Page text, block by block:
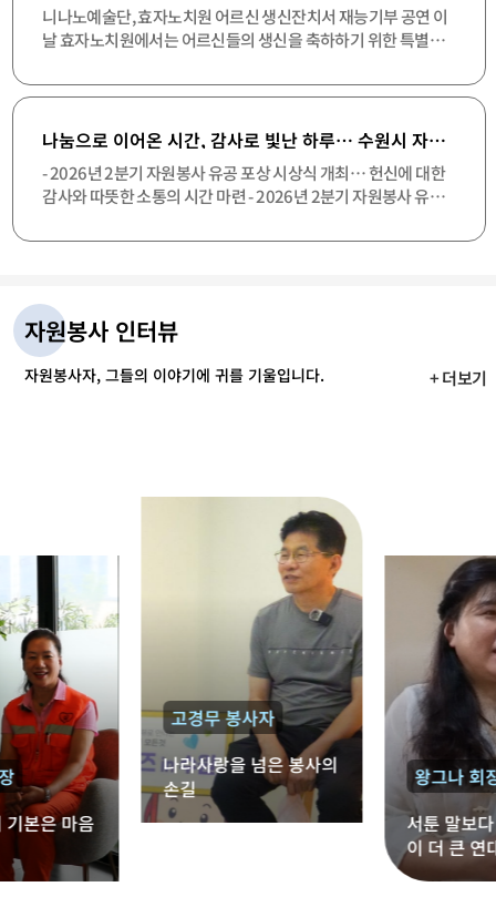
절마다 아름다운 풍경을 선사하며 시민들의 휴식
공간으로 사랑받고 있다. 참여자들은 단순히 쓰
자연환경을 함께 보존한다는 마음으로 활동에 임
고 문화유산 보호의 중요성을 알리는 데에도 뜻
단 회장은 “수원의 대표 명소인 방화수류정과 용
연을 회원들과 함께 직접 가꿀 수 있어 매우 뜻깊
잘 보존될 수 있도록 앞으로도 정기적인 환경정
는 활동에 함께할 수 있어 감사하다”며 “앞으로
도 지역사회에 도움이 필요한 곳을 찾아 다양한
[▲ 서정학 이사장과 윤주문 회장이 방화수류정
눔의 가치를 확장하고 지속가능한 나눔문화를 지역사회 전반에
확산시키기 위해 기획되었다. 프로젝트명인 ‘모아(M.O.A)’는
변화)의 세 가지 핵심 가치를 담고 있다. 수원 독립운동의 역사를
사회, 나아가 국외까지 넓혀 실질적인 변화를 만들어가겠다는 의
지를 담았다. [2026 나눔문화 프로젝트 모아(M.O.A)의 주요 사업
내용을 소개하고 있다.] 중장기 전략형 과제부터 환경·복지·국
제연대까지 다각도 협력 ‘2026 나눔문화 프로젝트 모아’는 단순
저 전략형 프로젝트인 ‘수원 독립운동의 길 조성’ 사업은 수원 지
역의 독립운동가와 역사 유적지를 하나의 탐방로로 연결하는 대
형 프로젝트다. 오는 8월 착공식을 거쳐 2027년 3월 완공을 목표
로 하고 있으며, 시민해설사와 시민추진단을 중심으로 시민이 직
과 및 환경운동연합, 20여 개 봉사단체가 협력해 올바른 분리배
출 문화를 정착시키고 수원형 자원순환 시스템을 구축한다. 둘째,
‘수원이가(家)드림(Dream)’은 29개 전문자원봉사 단체와 손잡
고 독립유공자, 기초생활수급자 등 관내 취약계층 가구를 찾아가
도배, 장판, 세탁 등을 지원하는 ‘원스톱 클린케어 서비스’를 제공
한다. 셋째, ‘우크라이나 고려인 희망연대 프로젝트’는 KSM우리
민족서로돕기운동 경기지부와 협력해 전쟁으로 어려움을 겪는
현지 고려인 동포를 위한 모금 활동을 통해 이들의 일상 회복을 돕
는다. 마지막으로, ‘베네수엘라 지진 피해 긴급구호 프로젝트’는
지진 피해로 고통받는 해외 주민들을 위해 관내 기업 및 10여 개
봉사단체가 뜻을 모아 피해 주민 지원을 위한 모금 활동을 전개한
다. [2026 나눔문화 프로젝트 모아(M.O.A) 출정식에서 참석자들
이 자원순환 실천 퍼포먼스를 펼치고 있다.] 컨설팅부터 성과관리
까지… 11월 성과공유회로 대단원 수원시자원봉사센터는 프로
젝트에 참여하는 단체들이 효과적으로 활동을 수행할 수 있도록
1:1 담당자 매칭을 통한 실행 컨설팅부터 현장 모니터링, 홍보 지
원, 데이터 기반 성과관리까지 전 과정을 밀착 지원한다. 지난
니나노예술단, 효자노치원 어르신 생신잔치서 재능기부 공연 이
날 효자노치원에서는 어르신들의 생신을 축하하기 위한 특별한
과 행복을 전하기 위해 노래와 춤 등 다채로운 공연을 선보였다.
로 화답했다. 일부 어르신들은 자리에서 일어나 단원들과 함께 노
래하고 춤을 추며 즐거운 시간을 보냈다. 단원들의 따뜻한 마음과
열정이 담긴 무대에 어르신들은 큰 박수로 화답했다. 일부 어르신
들은 자리에서 일어나 단원들과 함께 노래하고 춤을 추며 즐거운
시고 환하게 웃으시는 모습을 보며 오히려 단원들이 더 큰 힘을 얻
와 어르신들에게 행복한 시간과 잊지 못할 추억을 선물해 주신 니
나노예술단에 감사드린다”고 전했다.
나눔으로 이어온 시간, 감사로 빛난 하루… 수원시 자원봉사자들의 뜻깊은 축제
- 2026년 2분기 자원봉사 유공 포상 시상식 개최… 헌신에 대한
감사와 따뜻한 소통의 시간 마련 - 2026년 2분기 자원봉사 유공
다.> 7월 9일 수원시자원봉사센터에서 열린 '2026년 2분기 자원
마련됐다. 이날 행사에는 표창 수상자와 자원봉사단체, 활동처 관
계자 등 60여 명이 참석해 서로의 헌신을 축하하며 뜻깊은 시간을
함께했다. .> 센터 4층 대강당에서 진행된 시상식에서는 경기도
지사상, 수원시장상, 수원시의회의장상, 한국자원봉사센터협회
이어오며 도움이 필요한 이웃들에게 손길을 내밀고 지역사회에
지호섭씨(왼쪽부터 두번째)와 중사모회원들이 기념촬영을 하고
있다> "봉사를 하면서 가장 큰 보람은 '고맙습니다'라는 말을 들
을 때입니다." 경기도지사상을 수상한 수원중사모의 지호섭 씨는
10여 년 동안 짜장면 나눔 봉사를 이어오고 있다. 어려운 이웃과
어르신들에게 따뜻한 한 끼를 전하는 활동에 꾸준히 참여해 온 그
는 "처음에는 짜장면 봉사 현장을 지나가다 우연히 봉사 현장을
찾게 됐고, 함께 웃고 이야기를 나누는 시간이 좋아 계속 활동하게
됐다"고 말했다. 이어 "봉사활동을 하다 보면 힘들 때도 있지만
식사를 마친 어르신들이 '고맙다'고 말씀해 주실 때 가장 큰 보람
을 느낀다"며 "자원봉사를 시작하려는 분들이 있다면 거창하게
생각하지 말고 관심 있는 분야부터 참여해 보길 권하고 싶다"고
전했다. .> 시상식 전후에는 1층 소통공간에서 자원봉사자들을
위한 다양한 체험 프로그램이 운영됐다. 참가자들은 서로 인사를
나누고 봉사 경험을 공유하며 화합의 시간을 가졌다. 캐리커처와
캘리그래피 체험 부스는 특히 많은 관심을 받았다. 캐리커처 체험
자원봉사 인터뷰
자원봉사자, 그들의 이야기에 귀를 기울입니다. + 더보기
마음
고경무 봉사자
나라사랑을 넘은 봉사의
손길
왕그나 회장
서툰 말보다 깊
이 더 큰 연대를
요.